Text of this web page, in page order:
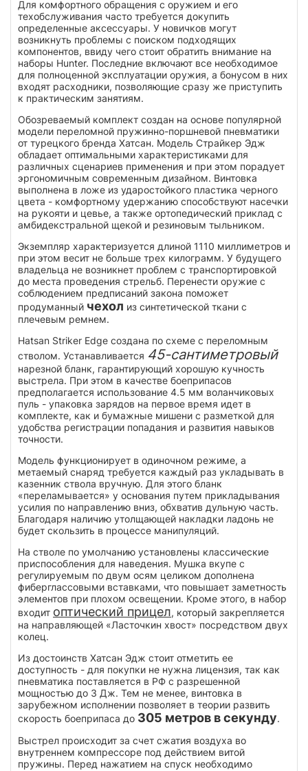
Для комфортного обращения с оружием и его
техобслуживания часто требуется докупить
определенные аксессуары. У новичков могут
возникнуть проблемы с поиском подходящих
компонентов, ввиду чего стоит обратить внимание на
наборы Hunter. Последние включают все необходимое
для полноценной эксплуатации оружия, а бонусом в них
входят расходники, позволяющие сразу же приступить
к практическим занятиям.
Обозреваемый комплект создан на основе популярной
модели переломной пружинно-поршневой пневматики
от турецкого бренда Хатсан. Модель Страйкер Эдж
обладает оптимальными характеристиками для
различных сценариев применения и при этом порадует
эргономичным современным дизайном. Винтовка
выполнена в ложе из ударостойкого пластика черного
цвета - комфортному удержанию способствуют насечки
на рукояти и цевье, а также ортопедический приклад с
амбидекстральной щекой и резиновым тыльником.
Экземпляр характеризуется длиной 1110 миллиметров и
при этом весит не больше трех килограмм. У будущего
владельца не возникнет проблем с транспортировкой
до места проведения стрельб. Перенести оружие с
соблюдением предписаний закона поможет
продуманный чехол из синтетической ткани с
плечевым ремнем.
Hatsan Striker Edge создана по схеме с переломным
стволом. Устанавливается 45-сантиметровый
нарезной бланк, гарантирующий хорошую кучность
выстрела. При этом в качестве боеприпасов
предполагается использование 4.5 мм воланчиковых
пуль - упаковка зарядов на первое время идет в
комплекте, как и бумажные мишени с разметкой для
удобства регистрации попадания и развития навыков
точности.
Модель функционирует в одиночном режиме, а
метаемый снаряд требуется каждый раз укладывать в
казенник ствола вручную. Для этого бланк
«переламывается» у основания путем прикладывания
усилия по направлению вниз, обхватив дульную часть.
Благодаря наличию утолщающей накладки ладонь не
будет скользить в процессе манипуляций.
На стволе по умолчанию установлены классические
приспособления для наведения. Мушка вкупе с
регулируемым по двум осям целиком дополнена
фиберглассовыми вставками, что повышает заметность
элементов при плохом освещении. Кроме этого, в набор
входит оптический прицел, который закрепляется
на направляющей «Ласточкин хвост» посредством двух
колец.
Из достоинств Хатсан Эдж стоит отметить ее
доступность - для покупки не нужна лицензия, так как
пневматика поставляется в РФ с разрешенной
мощностью до 3 Дж. Тем не менее, винтовка в
зарубежном исполнении позволяет в теории развить
скорость боеприпаса до 305 метров в секунду.
Выстрел происходит за счет сжатия воздуха во
внутреннем компрессоре под действием витой
пружины. Перед нажатием на спуск необходимо